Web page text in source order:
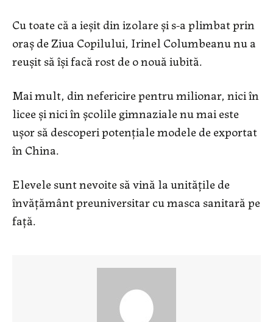
Cu toate că a ieșit din izolare și s-a plimbat prin
oraș de Ziua Copilului, Irinel Columbeanu nu a
reușit să își facă rost de o nouă iubită.
Mai mult, din nefericire pentru milionar, nici în
licee și nici în școlile gimnaziale nu mai este
ușor să descoperi potențiale modele de exportat
în China.
Elevele sunt nevoite să vină la unitățile de
învățământ preuniversitar cu masca sanitară pe
față.